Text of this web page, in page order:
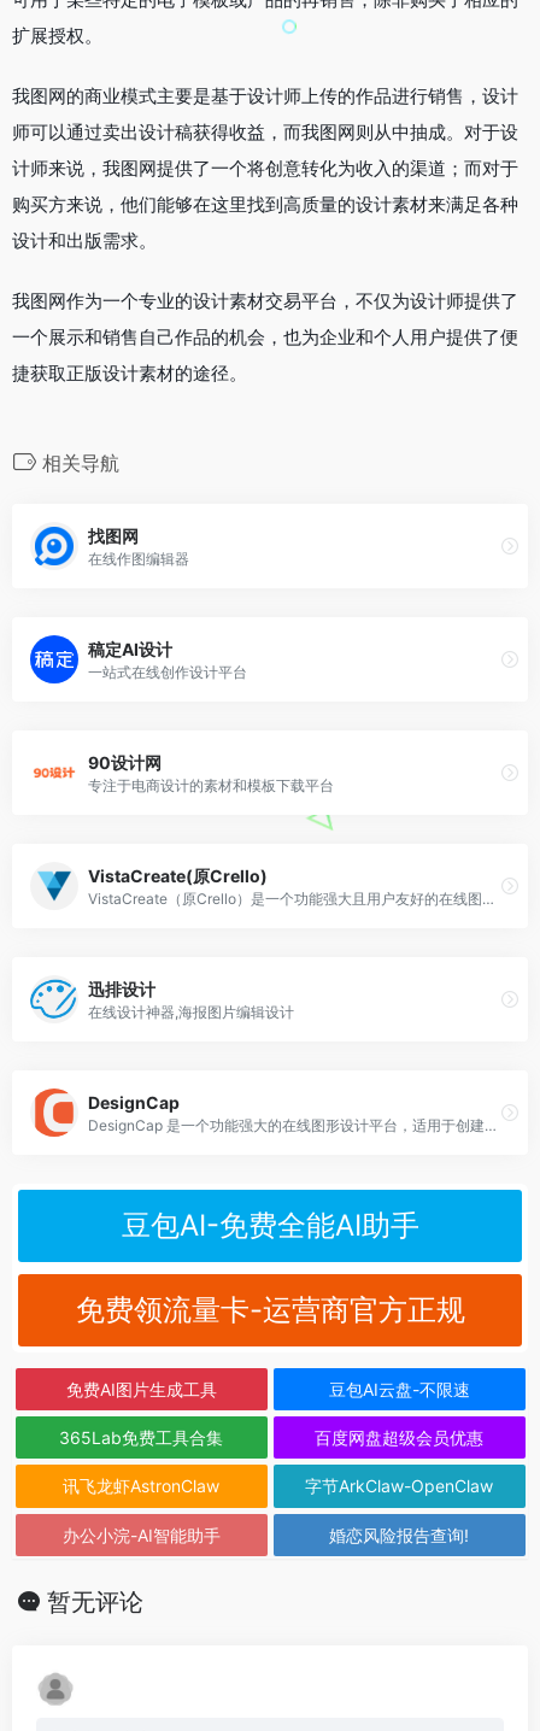
扩展授权。
我图网的商业模式主要是基于设计师上传的作品进行销售，设计
师可以通过卖出设计稿获得收益，而我图网则从中抽成。对于设
计师来说，我图网提供了一个将创意转化为收入的渠道；而对于
购买方来说，他们能够在这里找到高质量的设计素材来满足各种
设计和出版需求。
我图网作为一个专业的设计素材交易平台，不仅为设计师提供了
一个展示和销售自己作品的机会，也为企业和个人用户提供了便
捷获取正版设计素材的途径。
相关导航
找图网
在线作图编辑器
稿定AI设计
一站式在线创作设计平台
90设计网
专注于电商设计的素材和模板下载平台
VistaCreate(原Crello)
VistaCreate（原Crello）是一个功能强大且用户友好的在线图形设计平台，旨在帮助用户轻松创建专业级别的视觉内容。
迅排设计
在线设计神器,海报图片编辑设计
DesignCap
DesignCap 是一个功能强大的在线图形设计平台，适用于创建各种类型的视觉内容，包括海报、传单、信息图表、社交媒体图形等。
豆包AI-免费全能AI助手
免费领流量卡-运营商官方正规
免费AI图片生成工具 豆包AI云盘-不限速
365Lab免费工具合集 百度网盘超级会员优惠
讯飞龙虾AstronClaw 字节ArkClaw-OpenClaw
办公小浣-AI智能助手 婚恋风险报告查询!
暂无评论